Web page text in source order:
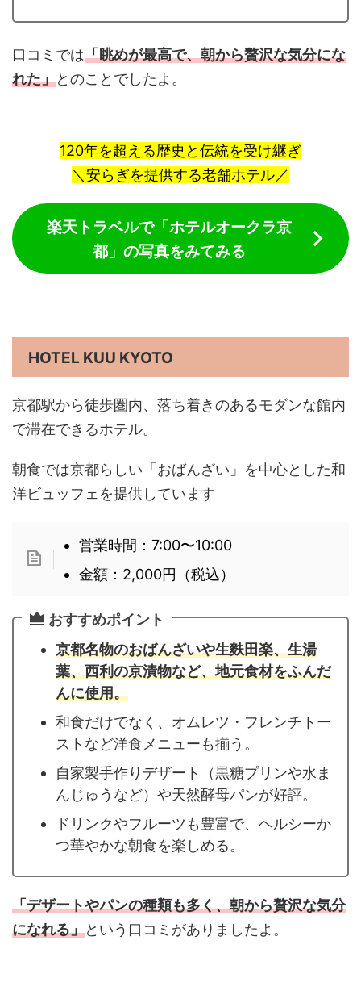
口コミでは「眺めが最高で、朝から贅沢な気分にな
れた」とのことでしたよ。
120年を超える歴史と伝統を受け継ぎ
＼安らぎを提供する老舗ホテル／
楽天トラベルで「ホテルオークラ京
都」の写真をみてみる
HOTEL KUU KYOTO
京都駅から徒歩圏内、落ち着きのあるモダンな館内
で滞在できるホテル。
朝食では京都らしい「おばんざい」を中心とした和
洋ビュッフェを提供しています
営業時間：7:00〜10:00
金額：2,000円（税込）
おすすめポイント
京都名物のおばんざいや生麩田楽、生湯
葉、西利の京漬物など、地元食材をふんだ
んに使用。
和食だけでなく、オムレツ・フレンチトー
ストなど洋食メニューも揃う。
自家製手作りデザート（黒糖プリンや水ま
んじゅうなど）や天然酵母パンが好評。
ドリンクやフルーツも豊富で、ヘルシーか
つ華やかな朝食を楽しめる。
「デザートやパンの種類も多く、朝から贅沢な気分
になれる」という口コミがありましたよ。